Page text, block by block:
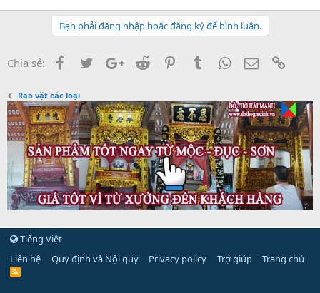
Bạn phải đăng nhập hoặc đăng ký để bình luận.
Chia sẻ: FacebookTwitterGoogle+
Reddit PinterestTumblrWhatsApp
Email
Rao vặt các loại
Tiếng Việt
Liên hệ
Quy định và Nội quy Privacy policy Trợ giúp Trang chủ
R